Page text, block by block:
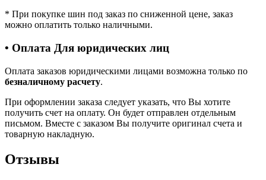
* При покупке шин под заказ по сниженной цене, заказ
можно оплатить только наличными.
• Оплата Для юридических лиц
Оплата заказов юридическими лицами возможна только по
безналичному расчету.
При оформлении заказа следует указать, что Вы хотите
получить счет на оплату. Он будет отправлен отдельным
письмом. Вместе с заказом Вы получите оригинал счета и
товарную накладную.
Отзывы